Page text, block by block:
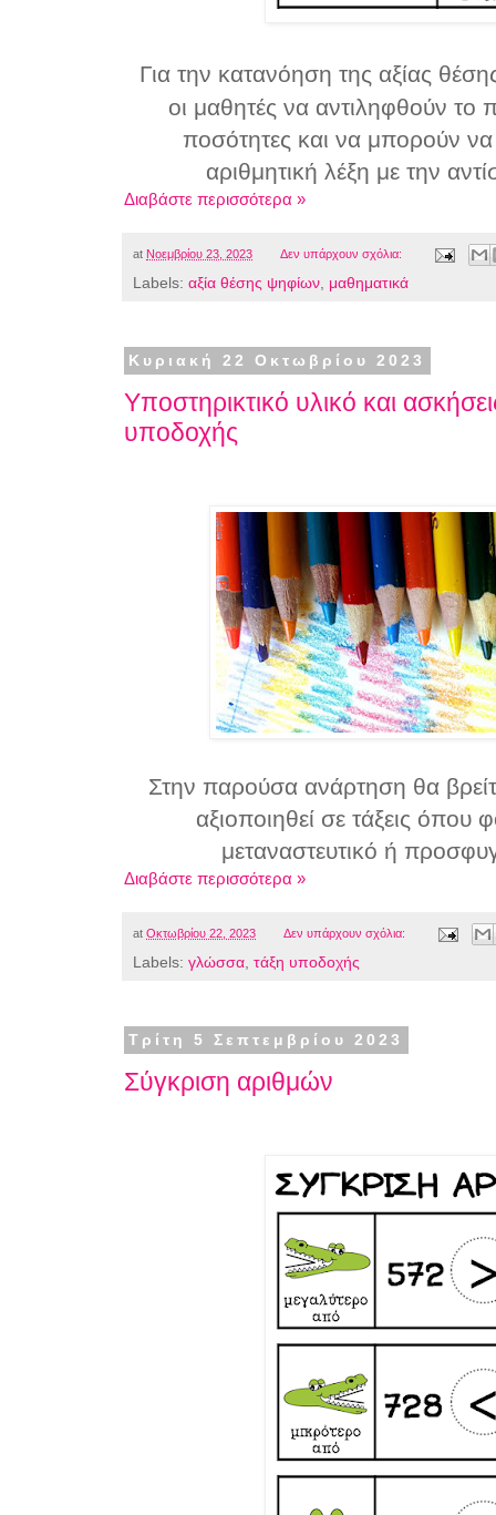
Για την κατανόηση της αξίας
οι μαθητές να αντιληφθούν το
ποσότητες και να μπορούν να
αριθμητική λέξη με την
Διαβάστε περισσότερα »
at Νοεμβρίου 23, 2023 Δεν υπάρχουν σχόλια:
Labels: αξία θέσης ψηφίων, μαθηματικά
Κυριακή 22 Οκτωβρίου 2023
Υποστηρικτικό υλικό και
υποδοχής
Στην παρούσα ανάρτηση θα
αξιοποιηθεί σε τάξεις όπου
μεταναστευτικό ή
Διαβάστε περισσότερα »
at Οκτωβρίου 22, 2023 Δεν υπάρχουν σχόλια:
Labels: γλώσσα, τάξη υποδοχής
Τρίτη 5 Σεπτεμβρίου 2023
Σύγκριση αριθμών